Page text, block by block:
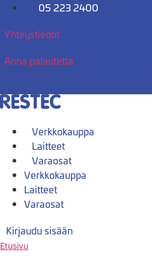
Mene
05 223 2400
Yhteystiedot
Anna palautetta
Verkkokauppa
Laitteet
Varaosat
Verkkokauppa
Laitteet
Varaosat
Kirjaudu sisään
Etusivu